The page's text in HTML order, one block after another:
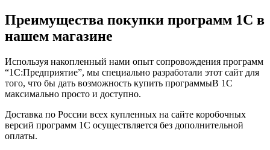
Преимущества покупки программ 1С в
нашем магазине
Используя накопленный нами опыт сопровождения программ
“1С:Предприятие”, мы специально разработали этот сайт для
того, что бы дать возможность купить программыВ 1С
максимально просто и доступно.
Доставка по России всех купленных на сайте коробочных
версий программ 1С осуществляется без дополнительной
оплаты.